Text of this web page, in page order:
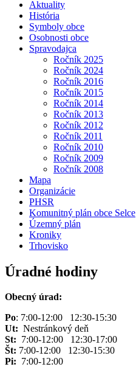
Aktuality
História
Symboly obce
Osobnosti obce
Spravodajca
Ročník 2025
Ročník 2024
Ročník 2016
Ročník 2015
Ročník 2014
Ročník 2013
Ročník 2012
Ročník 2011
Ročník 2010
Ročník 2009
Ročník 2008
Mapa
Organizácie
PHSR
Komunitný plán obce Selce
Územný plán
Kroniky
Trhovisko
Úradné hodiny
Obecný úrad:
Po: 7:00-12:00 12:30-15:30
Ut: Nestránkový deň
St: 7:00-12:00 12:30-17:00
Št: 7:00-12:00 12:30-15:30
Pi: 7:00-12:00